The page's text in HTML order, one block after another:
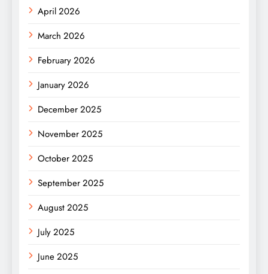
April 2026
March 2026
February 2026
January 2026
December 2025
November 2025
October 2025
September 2025
August 2025
July 2025
June 2025